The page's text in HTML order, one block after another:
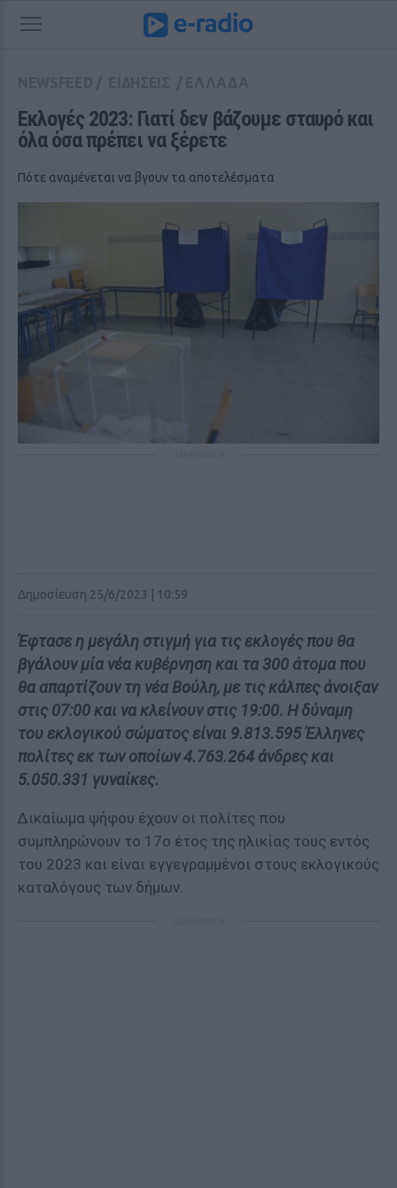
Εκλογές 2023: Γιατί δεν βάζουμε σταυρό και
όλα όσα πρέπει να ξέρετε
Πότε αναμένεται να βγουν τα αποτελέσματα
Δημοσίευση 25/6/2023 | 10:59
Έφτασε η μεγάλη στιγμή για τις εκλογές που θα
βγάλουν μία νέα κυβέρνηση και τα 300 άτομα που
θα απαρτίζουν τη νέα Βούλη, με τις κάλπες άνοιξαν
στις 07:00 και να κλείνουν στις 19:00. Η δύναμη
του εκλογικού σώματος είναι 9.813.595 Έλληνες
πολίτες εκ των οποίων 4.763.264 άνδρες και
5.050.331 γυναίκες.
Δικαίωμα ψήφου έχουν οι πολίτες που
συμπληρώνουν το 17ο έτος της ηλικίας τους εντός
του 2023 και είναι εγγεγραμμένοι στους εκλογικούς
καταλόγους των δήμων.